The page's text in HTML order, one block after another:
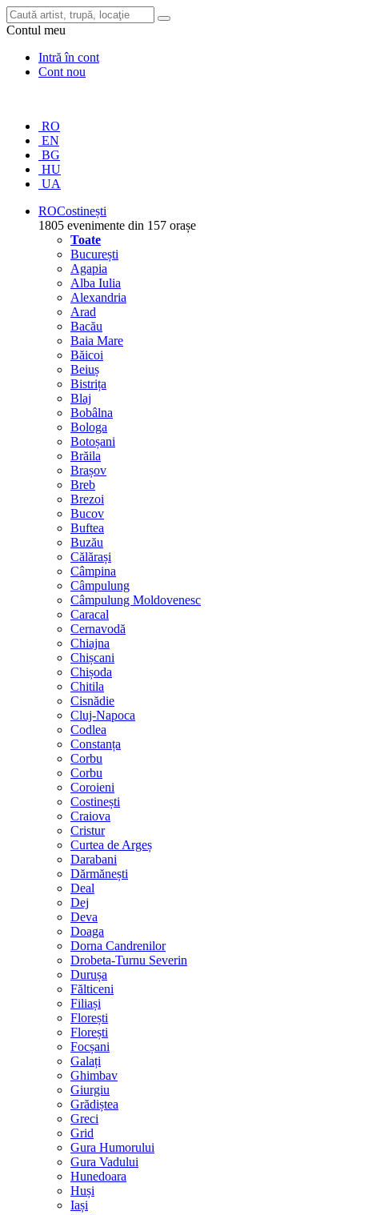
Contul meu
Intră în cont
Cont nou
RO
EN
BG
HU
UA
ROCostinești
1805 evenimente din 157 orașe
Toate
București
Agapia
Alba Iulia
Alexandria
Arad
Bacău
Baia Mare
Băicoi
Beiuș
Bistrița
Blaj
Bobâlna
Bologa
Botoșani
Brăila
Brașov
Breb
Brezoi
Bucov
Buftea
Buzău
Călărași
Câmpina
Câmpulung
Câmpulung Moldovenesc
Caracal
Cernavodă
Chiajna
Chișcani
Chișoda
Chitila
Cisnădie
Cluj-Napoca
Codlea
Constanța
Corbu
Corbu
Coroieni
Costinești
Craiova
Cristur
Curtea de Argeș
Darabani
Dărmănești
Deal
Dej
Deva
Doaga
Dorna Candrenilor
Drobeta-Turnu Severin
Durușa
Fălticeni
Filiași
Florești
Florești
Focșani
Galați
Ghimbav
Giurgiu
Grădiștea
Greci
Grid
Gura Humorului
Gura Vadului
Hunedoara
Huși
Iași